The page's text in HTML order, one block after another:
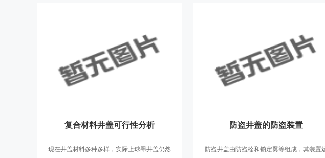
复合材料井盖可行性分析
现在井盖材料多种多样，实际上球墨井盖仍然
防盗井盖的防盗装置
防盗井盖由防盗栓和锁定翼等组成，其装置